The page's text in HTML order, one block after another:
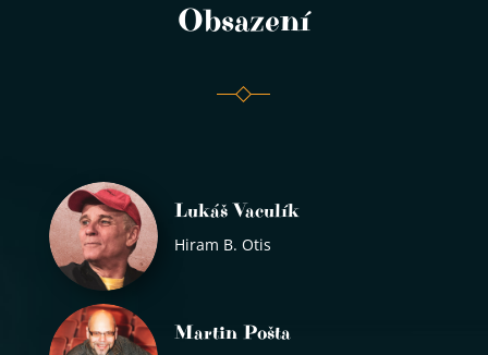
Obsazení
Lukáš Vaculík
Hiram B. Otis
Martin Pošta